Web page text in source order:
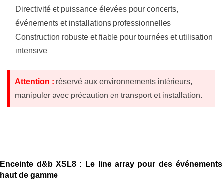
Directivité et puissance élevées pour concerts,
événements et installations professionnelles
Construction robuste et fiable pour tournées et utilisation
intensive
Attention : réservé aux environnements intérieurs,
manipuler avec précaution en transport et installation.
Enceinte d&b XSL8 : Le line array pour des événements
haut de gamme